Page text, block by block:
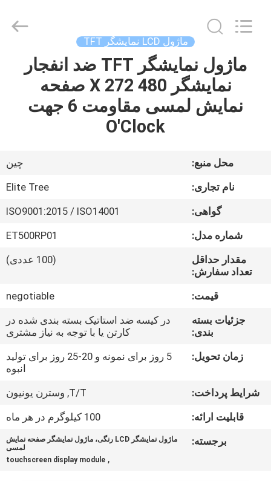
خانه
محصولات
دربارهی
کارخانه
تور
کنترل
Technology.
ماژول LCD نمایشگر TFT
ماژول نمایشگر TFT ضد انفجار
نمایشگر 480 X 272 صفحه
نمایش لمسی مقاومت 6 جهت
O'Clock
محل منبع:
چین
نام تجاری:
Elite Tree
گواهی:
ISO9001:2015 / ISO14001
شماره مدل:
ET500RP01
مقدار حداقل
تعداد سفارش:
(100 عددی)
قیمت:
negotiable
جزئیات بسته
بندی:
در کیسه ضد استاتیک بسته بندی شده در
کارتن یا با توجه به نیاز مشتری
زمان تحویل:
5 روز برای نمونه و 20-25 روز برای تولید
انبوه
شرایط پرداخت:
T/T, وسترن یونیون
قابلیت ارائه:
100 کیلوگرم در هر ماه
برجسته:
ماژول نمایشگر LCD رنگی، ماژول نمایشگر صفحه نمایش
لمسی
,
touchscreen display module